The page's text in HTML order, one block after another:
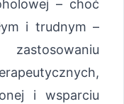
– choć
i trudnym –
i wsparciu